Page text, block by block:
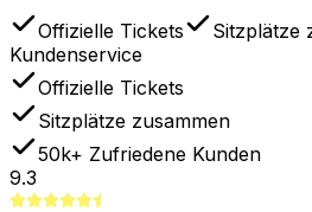
Offizielle Tickets Sitzplätze
Kundenservice
Offizielle Tickets
Sitzplätze zusammen
50k+ Zufriedene Kunden
9.3